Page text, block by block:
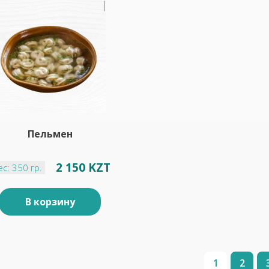
Пельмен
350 гр. 2 150 KZT
В корзину
1 2